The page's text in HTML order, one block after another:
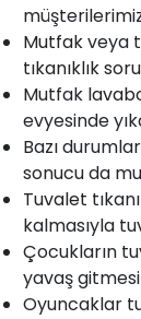
Mutfakveya
tıkanıklık
Mutfak
evyesinde
Bazı
sonucu da
Tuvalet
kalmasıyla
Çocukların
yavaş
Oyuncaklar